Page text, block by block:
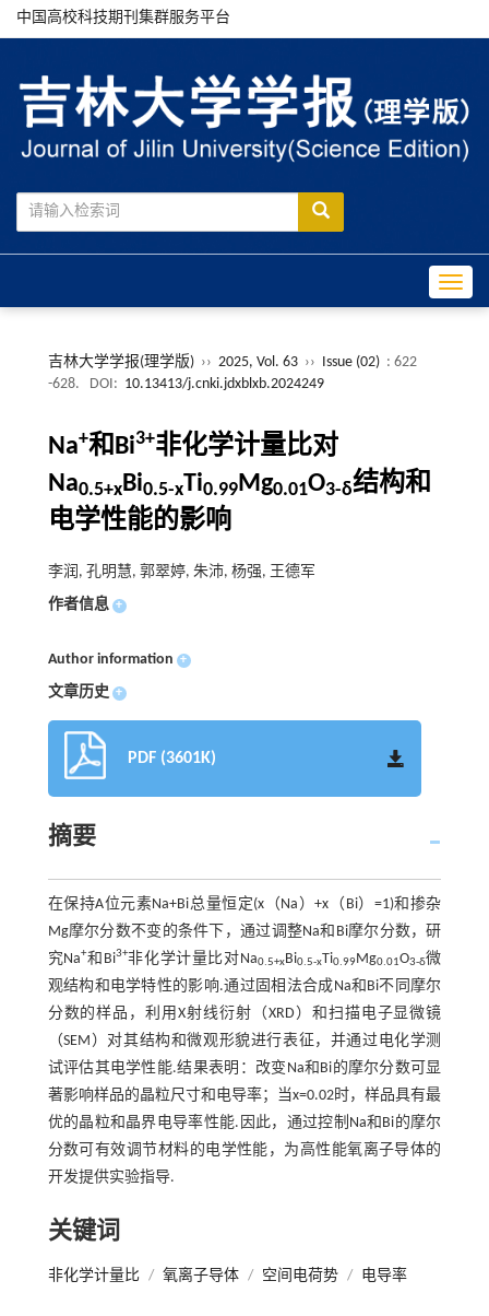
中国高校科技期刊集群服务平台
吉林大学学报(理学版) ›› 2025, Vol. 63 ›› Issue (02) : 622
-628.
DOI: 10.13413/j.cnki.jdxblxb.2024249
Na+和Bi3+非化学计量比对
Na0.5+xBi0.5-xTi0.99Mg0.01O3-δ结构和
电学性能的影响
李润, 孔明慧, 郭翠婷, 朱沛, 杨强, 王德军
作者信息 +
Author information +
文章历史 +
PDF (3601K)
摘要
在保持A位元素Na+Bi总量恒定(x（Na）+x（Bi）=1)和掺杂
Mg摩尔分数不变的条件下，通过调整Na和Bi摩尔分数，研
究Na+和Bi3+非化学计量比对Na0.5+xBi0.5-xTi0.99Mg0.01O3-δ微
观结构和电学特性的影响.通过固相法合成Na和Bi不同摩尔
分数的样品，利用X射线衍射（XRD）和扫描电子显微镜
（SEM）对其结构和微观形貌进行表征，并通过电化学测
试评估其电学性能.结果表明：改变Na和Bi的摩尔分数可显
著影响样品的晶粒尺寸和电导率；当x=0.02时，样品具有最
优的晶粒和晶界电导率性能.因此，通过控制Na和Bi的摩尔
分数可有效调节材料的电学性能，为高性能氧离子导体的
开发提供实验指导.
关键词
非化学计量比 / 氧离子导体 / 空间电荷势 / 电导率